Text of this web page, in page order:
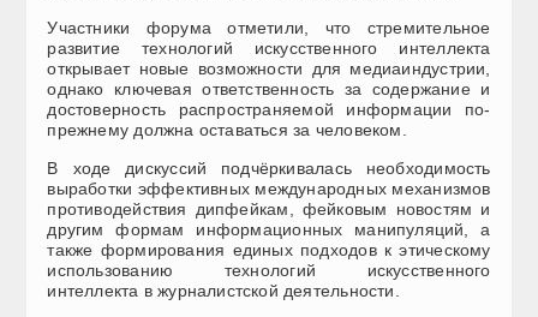
Участники форума отметили, что стремительное
развитие технологий искусственного интеллекта
открывает новые возможности для медиаиндустрии,
однако ключевая ответственность за содержание и
достоверность распространяемой информации по-
прежнему должна оставаться за человеком.
В ходе дискуссий подчёркивалась необходимость
выработки эффективных международных механизмов
противодействия дипфейкам, фейковым новостям и
другим формам информационных манипуляций, а
также формирования единых подходов к этическому
использованию технологий искусственного
интеллекта в журналистской деятельности.